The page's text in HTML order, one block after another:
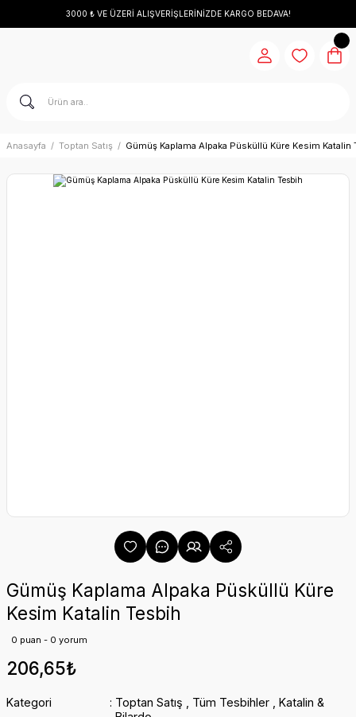
3000 ₺ VE ÜZERİ ALIŞVERİŞLERİNİZDE KARGO BEDAVA!
Anasayfa Toptan Satış Gümüş Kaplama Alpaka Püsküllü Küre Kesim Katalin
Gümüş Kaplama Alpaka Püsküllü Küre
Kesim Katalin Tesbih
0 puan - 0 yorum
206,65₺
Kategori Toptan Satış Tüm Tesbihler
Katalin &